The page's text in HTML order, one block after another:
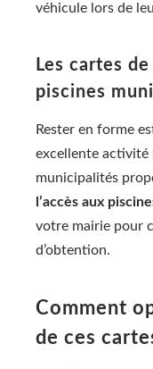
véhicule lors de
Les cartes
piscines
Rester en forme
excellente activité
municipalités
l’accès aux
votre mairie pour
d’obtention.
Comment
de ces